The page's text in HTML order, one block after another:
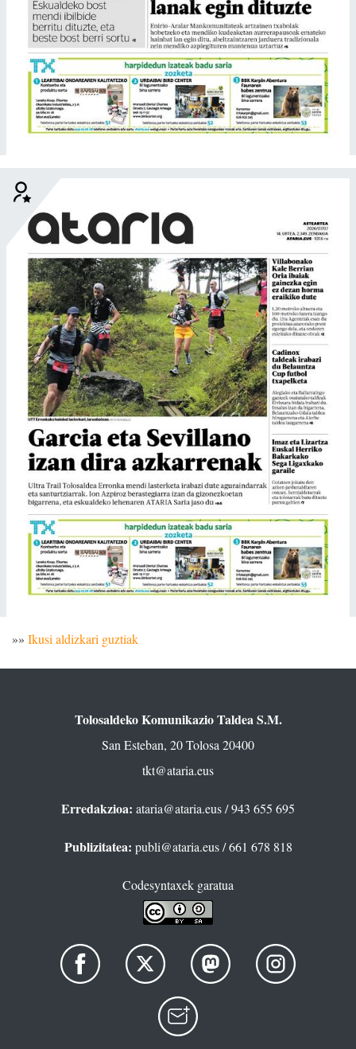
»» Ikusi aldizkari guztiak
Tolosaldeko Komunikazio Taldea S.M.
San Esteban, 20 Tolosa 20400
tkt@ataria.eus
Erredakzioa: ataria@ataria.eus/ 943 655 695
Publizitatea: publi@ataria.eus/ 661 678 818
Codesyntaxek garatua